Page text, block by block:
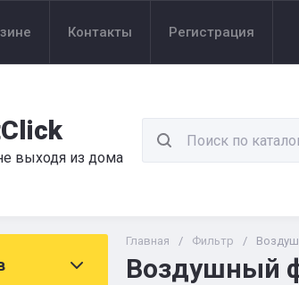
Контакты Регистрация
выходя из дома
Главная / Фильтр /
Воздушный